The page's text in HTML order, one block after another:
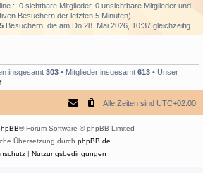
:: 0 sichtbare Mitglieder, 0 unsichtbare Mitglieder und
Besuchern der letzten 5 Minuten)
Besuchern, die am Do 28. Mai 2026, 10:37 gleichzeitig
insgesamt 303 • Mitglieder insgesamt 613 • Unser
Alle Zeiten sind UTC+02:00
® Forum Software © phpBB Limited
Übersetzung durch phpBB.de
| Nutzungsbedingungen